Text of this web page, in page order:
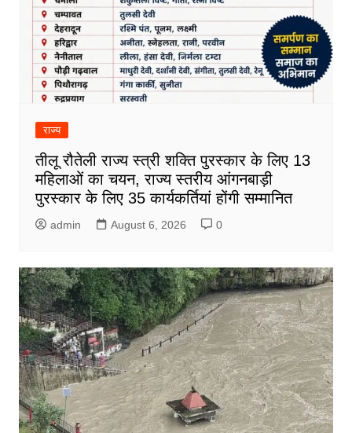
राज्य
तीलू रौतेली राज्य स्त्री शक्ति पुरस्कार के लिए 13
महिलाओं का चयन, राज्य स्तरीय आंगनबाड़ी
पुरस्कार के लिए 35 कार्यकर्तियां होंगी सम्मानित
admin August 6, 2026 0